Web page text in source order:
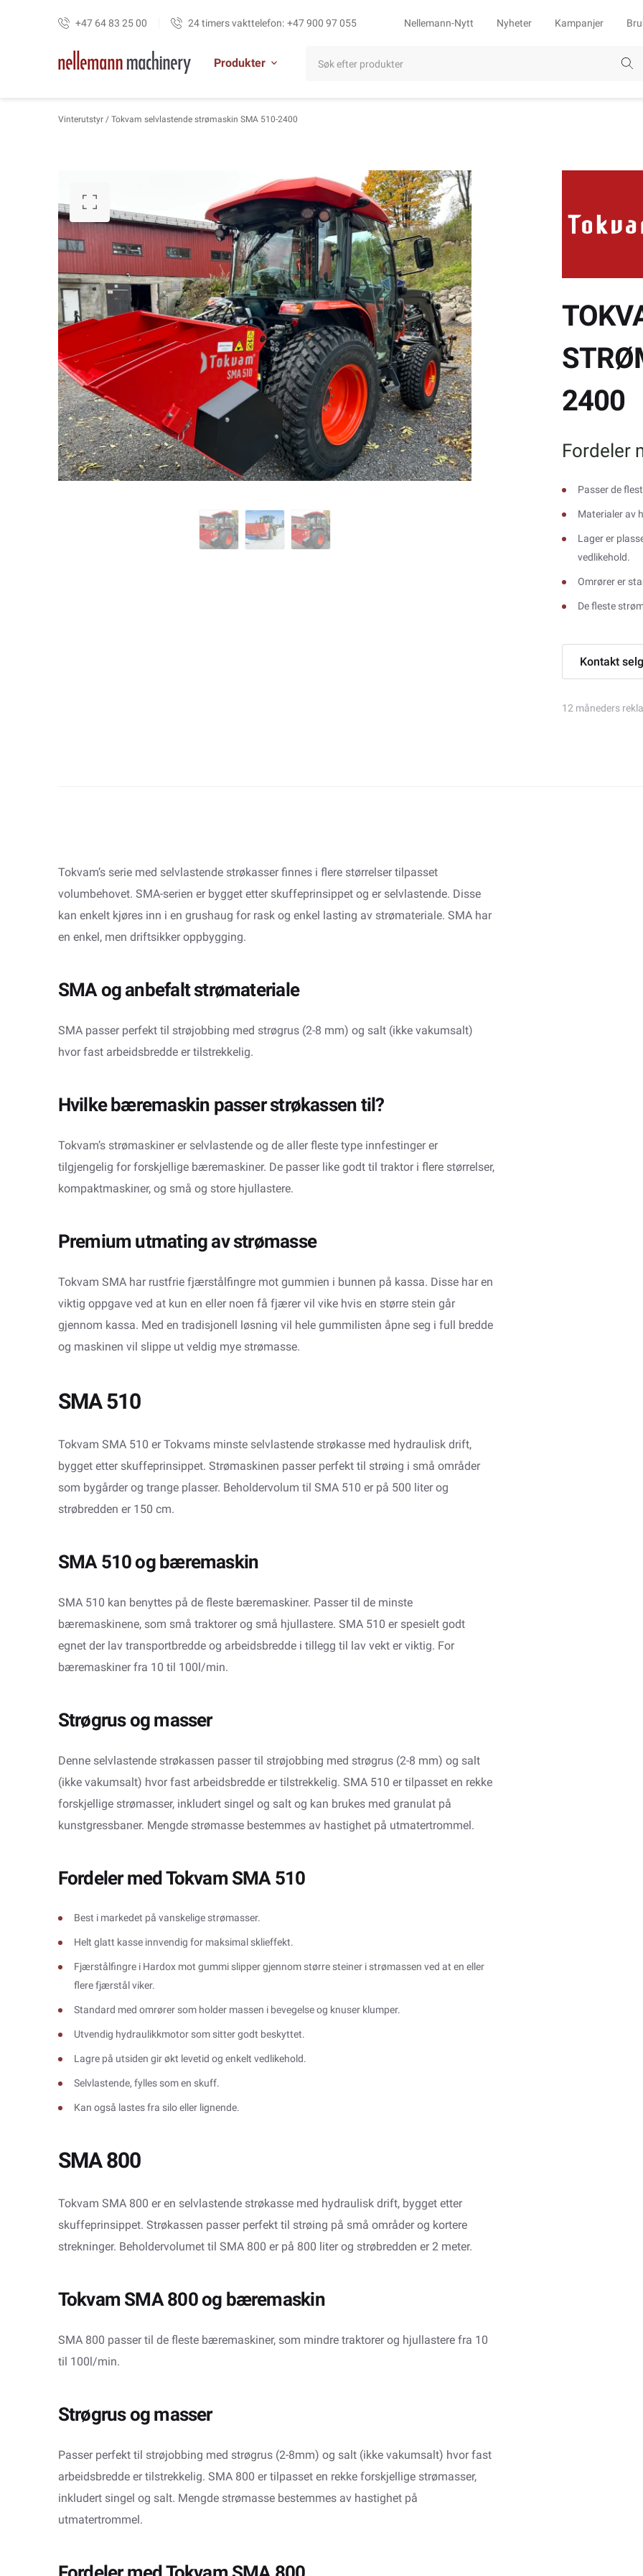
+47 64 83 25 00 24 timers vakttelefon: +47 900 97 055 Nellemann-Nytt Nyheter Kampanjer
Produkter
Vinterutstyr/ Tokvam selvlastende strømaskin SMA 510-2400
2400
Fordeler
Passer de
Materialer av
Lager er
vedlikehold.
Omrører er
De fleste
Kontakt
12 måneders
Tokvam’s serie med selvlastende strøkasser finnes i flere størrelser tilpasset
volumbehovet. SMA-serien er bygget etter skuffeprinsippet og er selvlastende. Disse
kan enkelt kjøres inn i en grushaug for rask og enkel lasting av strømateriale. SMA har
en enkel, men driftsikker oppbygging.
SMA og anbefalt strømateriale
SMA passer perfekt til strøjobbing med strøgrus (2-8 mm) og salt (ikke vakumsalt)
hvor fast arbeidsbredde er tilstrekkelig.
Hvilke bæremaskin passer strøkassen til?
Tokvam’s strømaskiner er selvlastende og de aller fleste type innfestinger er
tilgjengelig for forskjellige bæremaskiner. De passer like godt til traktor i flere størrelser,
kompaktmaskiner, og små og store hjullastere.
Premium utmating av strømasse
Tokvam SMA har rustfrie fjærstålfingre mot gummien i bunnen på kassa. Disse har en
viktig oppgave ved at kun en eller noen få fjærer vil vike hvis en større stein går
gjennom kassa. Med en tradisjonell løsning vil hele gummilisten åpne seg i full bredde
og maskinen vil slippe ut veldig mye strømasse.
SMA 510
Tokvam SMA 510 er Tokvams minste selvlastende strøkasse med hydraulisk drift,
bygget etter skuffeprinsippet. Strømaskinen passer perfekt til strøing i små områder
som bygårder og trange plasser. Beholdervolum til SMA 510 er på 500 liter og
strøbredden er 150 cm.
SMA 510 og bæremaskin
SMA 510 kan benyttes på de fleste bæremaskiner. Passer til de minste
bæremaskinene, som små traktorer og små hjullastere. SMA 510 er spesielt godt
egnet der lav transportbredde og arbeidsbredde i tillegg til lav vekt er viktig. For
bæremaskiner fra 10 til 100l/min.
Strøgrus og masser
Denne selvlastende strøkassen passer til strøjobbing med strøgrus (2-8 mm) og salt
(ikke vakumsalt) hvor fast arbeidsbredde er tilstrekkelig. SMA 510 er tilpasset en rekke
forskjellige strømasser, inkludert singel og salt og kan brukes med granulat på
kunstgressbaner. Mengde strømasse bestemmes av hastighet på utmatertrommel.
Fordeler med Tokvam SMA 510
Best i markedet på vanskelige strømasser.
Helt glatt kasse innvendig for maksimal sklieffekt.
Fjærstålfingre i Hardox mot gummi slipper gjennom større steiner i strømassen ved at en eller
flere fjærstål viker.
Standard med omrører som holder massen i bevegelse og knuser klumper.
Utvendig hydraulikkmotor som sitter godt beskyttet.
Lagre på utsiden gir økt levetid og enkelt vedlikehold.
Selvlastende, fylles som en skuff.
Kan også lastes fra silo eller lignende.
SMA 800
Tokvam SMA 800 er en selvlastende strøkasse med hydraulisk drift, bygget etter
skuffeprinsippet. Strøkassen passer perfekt til strøing på små områder og kortere
strekninger. Beholdervolumet til SMA 800 er på 800 liter og strøbredden er 2 meter.
Tokvam SMA 800 og bæremaskin
SMA 800 passer til de fleste bæremaskiner, som mindre traktorer og hjullastere fra 10
til 100l/min.
Strøgrus og masser
Passer perfekt til strøjobbing med strøgrus (2-8mm) og salt (ikke vakumsalt) hvor fast
arbeidsbredde er tilstrekkelig. SMA 800 er tilpasset en rekke forskjellige strømasser,
inkludert singel og salt. Mengde strømasse bestemmes av hastighet på
utmatertrommel.